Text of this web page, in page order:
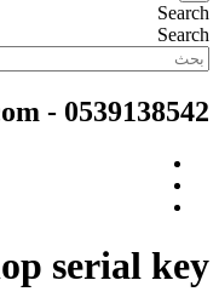
Search
Search
0539138542⁩ - abuarakah@gmail.com
serial key